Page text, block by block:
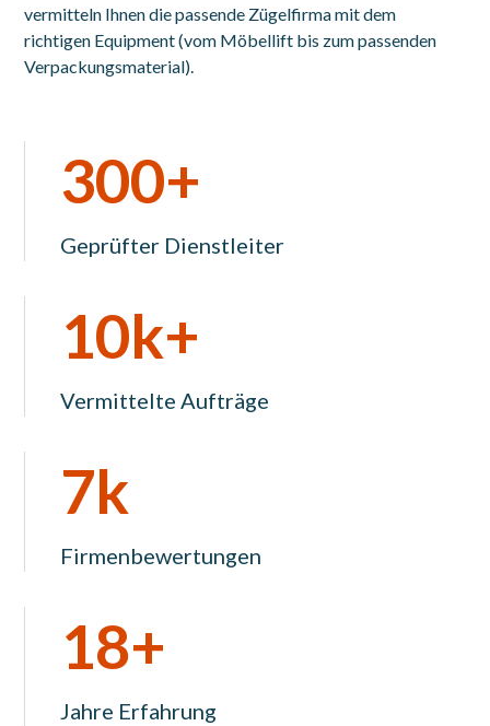
vermitteln Ihnen die passende Zügelfirma mit dem
richtigen Equipment (vom Möbellift bis zum passenden
Verpackungsmaterial).
300+
Geprüfter Dienstleiter
10k+
Vermittelte Aufträge
7k
Firmenbewertungen
18+
Jahre Erfahrung